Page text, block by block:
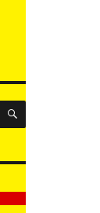
RECHERCHE